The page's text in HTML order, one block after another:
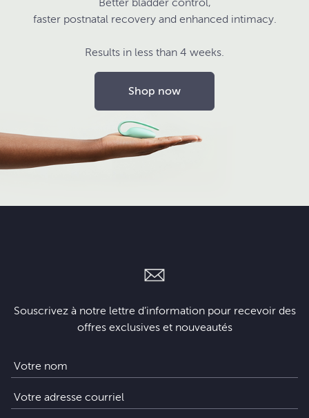
Better bladder control,
faster postnatal recovery and enhanced intimacy.
Results in less than 4 weeks.
Shop now
Souscrivez à notre lettre d’information pour recevoir des
offres exclusives et nouveautés